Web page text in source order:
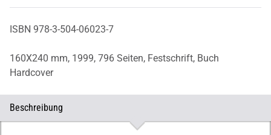
ISBN 978-3-504-06023-7
160X240 mm, 1999, 796 Seiten, Festschrift, Buch
Hardcover
Beschreibung